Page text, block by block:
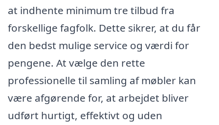
at indhente minimum tre tilbud fra
forskellige fagfolk. Dette sikrer, at du får
den bedst mulige service og værdi for
pengene. At vælge den rette
professionelle til samling af møbler kan
være afgørende for, at arbejdet bliver
udført hurtigt, effektivt og uden